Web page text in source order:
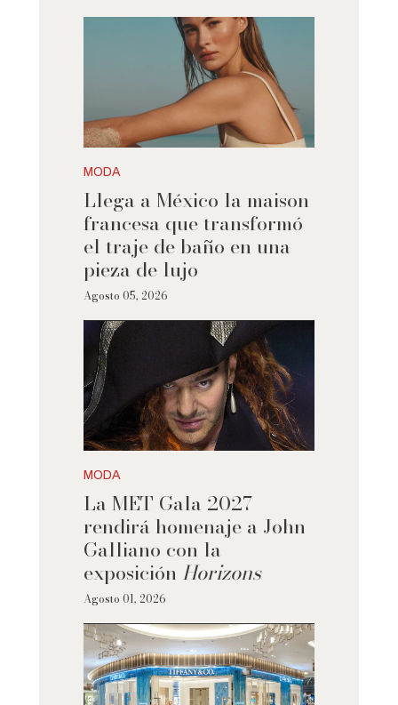
MODA
Llega a México la maison
francesa que transformó
el traje de baño en una
pieza de lujo
Agosto 05, 2026
MODA
La MET Gala 2027
rendirá homenaje a John
Galliano con la
exposición Horizons
Agosto 01, 2026